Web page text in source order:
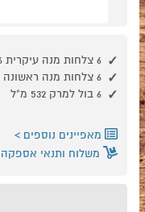
6 צלחות מנה עיקרית 26 ס"מ
6 צלחות מנה ראשונה 21.5 ס"מ
6 בול למרק 532 מ"ל
מאפיינים נוספים
משלוח ותנאי אספקה